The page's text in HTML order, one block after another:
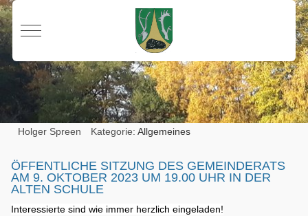
Mobile Menu Toggle
Holger Spreen Kategorie:Allgemeines
ÖFFENTLICHE SITZUNG DES GEMEINDERATS
AM 9. OKTOBER 2023 UM 19.00 UHR IN DER
ALTEN SCHULE
Interessierte sind wie immer herzlich eingeladen!